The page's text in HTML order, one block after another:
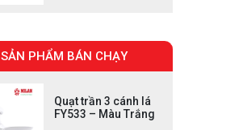
SẢN PHẨM BÁN CHẠY
Quạt trần 3 cánh lá
FY533 – Màu Trắng